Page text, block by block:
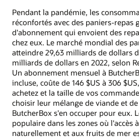
Pendant la pandémie, les
réconfortés avec des paniers-repas
d'abonnement qui envoient des
chez eux. Le marché mondial des
atteindre 29,63 milliards de dollars
milliards de dollars en 2022, selon
Un abonnement mensuel à
incluse, coûte de 146 $US à 306
achetez et la taille de vos
choisir leur mélange de viande et
ButcherBox s'en occuper pour eux.
populaire dans les zones où l'accès
naturellement et aux fruits de mer